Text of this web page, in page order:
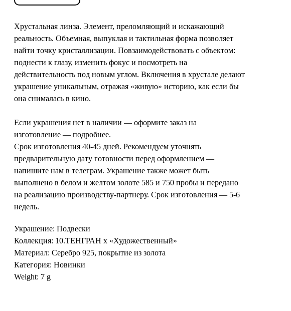
Хрустальная линза. Элемент, преломляющий и искажающий
реальность. Объемная, выпуклая и тактильная форма позволяет
найти точку кристаллизации. Повзаимодействовать с объектом:
поднести к глазу, изменить фокус и посмотреть на
действительность под новым углом. Включения в хрустале делают
украшение уникальным, отражая «живую» историю, как если бы
она снималась в кино.
Если украшения нет в наличии — оформите заказ на
изготовление — подробнее.
Срок изготовления 40-45 дней. Рекомендуем уточнять
предварительную дату готовности перед оформлением —
напишите нам в телеграм. Украшение также может быть
выполнено в белом и желтом золоте 585 и 750 пробы и передано
на реализацию производству-партнеру. Срок изготовления — 5-6
недель.
Украшение: Подвески
Коллекция: 10.ТЕНГРАН х «Художественный»
Материал: Серебро 925, покрытие из золота
Категория: Новинки
Weight: 7 g